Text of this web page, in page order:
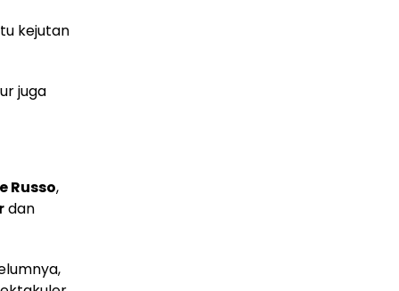
kejutan
juga
Russo,
dan